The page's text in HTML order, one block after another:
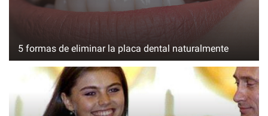
5 formas de eliminar la placa dental naturalmente